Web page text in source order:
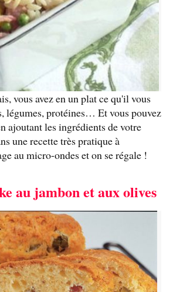
vous avez en un plat ce qu'il vous
légumes, protéines… Et vous pouvez
ajoutant les ingrédients de votre
une recette très pratique à
au micro-ondes et on se régale !
au jambon et aux olives